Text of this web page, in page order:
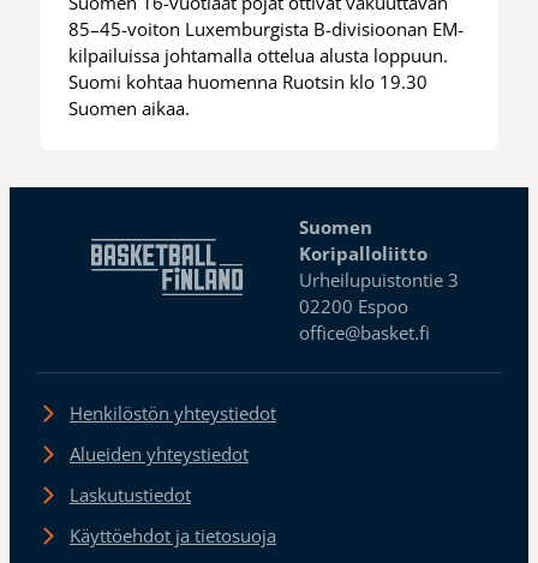
85–45-voiton Luxemburgista B-divisioonan EM-
kilpailuissa johtamalla ottelua alusta loppuun.
Suomi kohtaa huomenna Ruotsin klo 19.30
Suomen aikaa.
Suomen
Koripalloliitto
Urheilupuistontie 3
02200 Espoo
office@basket.fi
Henkilöstön yhteystiedot
Alueiden yhteystiedot
Laskutustiedot
Käyttöehdot ja tietosuoja